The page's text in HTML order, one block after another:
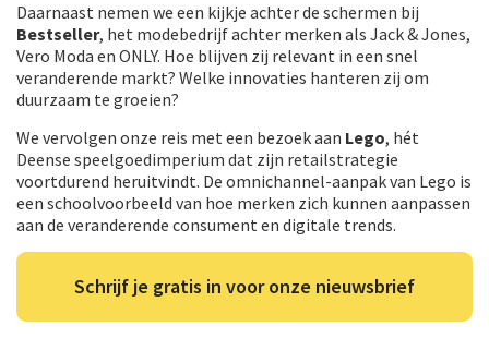
Daarnaast nemen we een kijkje achter de schermen bij
Bestseller, het modebedrijf achter merken als Jack & Jones,
Vero Moda en ONLY. Hoe blijven zij relevant in een snel
veranderende markt? Welke innovaties hanteren zij om
duurzaam te groeien?
We vervolgen onze reis met een bezoek aan Lego, hét
Deense speelgoedimperium dat zijn retailstrategie
voortdurend heruitvindt. De omnichannel-aanpak van Lego is
een schoolvoorbeeld van hoe merken zich kunnen aanpassen
aan de veranderende consument en digitale trends.
Schrijf je gratis in voor onze nieuwsbrief